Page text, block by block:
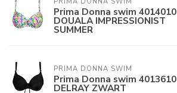
Prima Donna swim 4014010
DOUALA IMPRESSIONIST
SUMMER
PRIMA DONNA SWIM
Prima Donna swim 4013610
DELRAY ZWART